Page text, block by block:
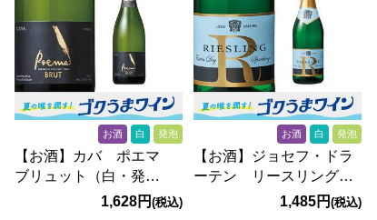
お酒 白 発泡
【お酒】カバ ポエマ
ブリュット（白・発
1,628円(税込)
お酒 白 発泡
【お酒】ジョセフ・ドラ
ーテン リースリング・
スパークリング エクス
1,485円 (税込)